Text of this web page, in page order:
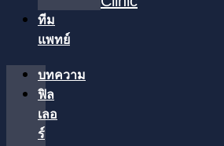
ทีม
แพทย์
บทความ
ฟิล
เลอ
ร์